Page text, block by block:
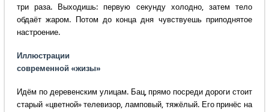
три раза. Выходишь: первую секунду холодно, затем тело
обдаёт жаром. Потом до конца дня чувствуешь приподнятое
настроение.
Иллюстрации
современной «жизы»
Идём по деревенским улицам. Бац, прямо посреди дороги стоит
старый «цветной» телевизор, ламповый, тяжёлый. Его принёс на